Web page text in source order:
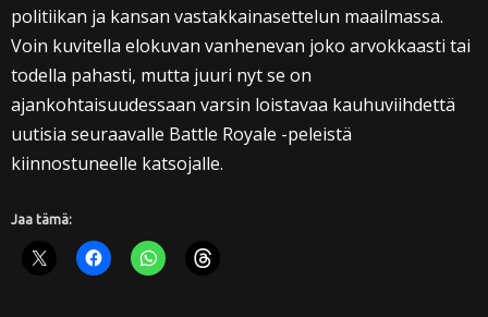
politiikan ja kansan vastakkainasettelun maailmassa.
Voin kuvitella elokuvan vanhenevan joko arvokkaasti tai
todella pahasti, mutta juuri nyt se on
ajankohtaisuudessaan varsin loistavaa kauhuviihdettä
uutisia seuraavalle Battle Royale -peleistä
kiinnostuneelle katsojalle.
Jaa tämä: